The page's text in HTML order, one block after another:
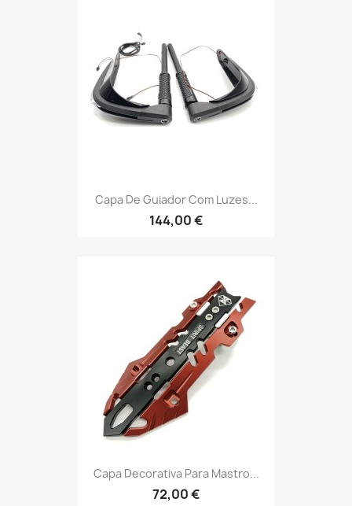
Capa De Guiador Com Luzes...
144,00 €
Capa Decorativa Para Mastro...
72,00 €